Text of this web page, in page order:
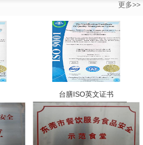
更多>>
台膳ISO英文证书